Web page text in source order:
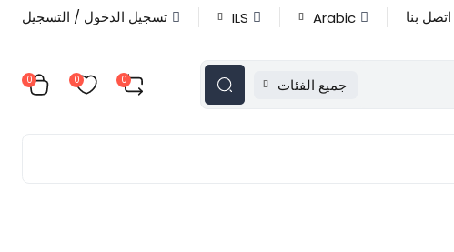
اتصل بنا Arabic
ILS تسجيل الدخول / التسجيل
جميع الفئات 0
0
0